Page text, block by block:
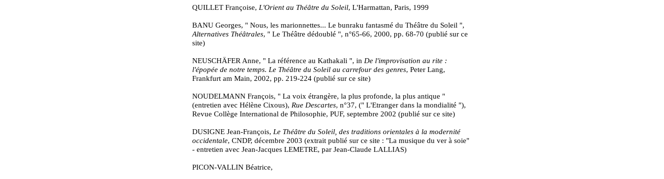
QUILLET Françoise, L'Orient au Théâtre du Soleil, L'Harmattan, Paris, 1999
BANU Georges, " Nous, les marionnettes... Le bunraku fantasmé du Théâtre du Soleil ",
Alternatives Théâtrales, " Le Théâtre dédoublé ", n°65-66, 2000, pp. 68-70 (publié sur ce
site)
NEUSCHÄFER Anne, " La référence au Kathakali ", in De l'improvisation au rite :
l'épopée de notre temps. Le Théâtre du Soleil au carrefour des genres, Peter Lang,
Frankfurt am Main, 2002, pp. 219-224 (publié sur ce site)
NOUDELMANN François, " La voix étrangère, la plus profonde, la plus antique "
(entretien avec Hélène Cixous), Rue Descartes, n°37, (" L'Etranger dans la mondialité "),
Revue Collège International de Philosophie, PUF, septembre 2002 (publié sur ce site)
DUSIGNE Jean-François, Le Théâtre du Soleil, des traditions orientales à la modernité
occidentale, CNDP, décembre 2003 (extrait publié sur ce site : "La musique du ver à soie"
- entretien avec Jean-Jacques LEMETRE, par Jean-Claude LALLIAS)
PICON-VALLIN Béatrice,